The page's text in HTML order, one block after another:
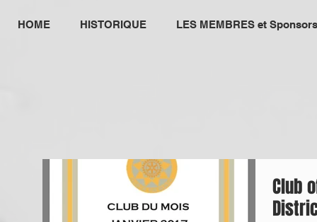
HOME HISTORIQUE LES MEMBRES et Sponsors
Club